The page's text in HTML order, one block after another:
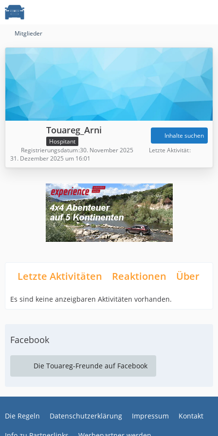
Mitglieder
Touareg_Arni
Hospitant
Inhalte suchen
Registrierungsdatum 30. November 2025
Letzte Aktivität
31. Dezember 2025 um 16:01
Letzte Aktivitäten Reaktionen Über
Es sind keine anzeigbaren Aktivitäten vorhanden.
Facebook
Die Touareg-Freunde auf Facebook
Die Regeln Datenschutzerklärung Impressum Kontakt